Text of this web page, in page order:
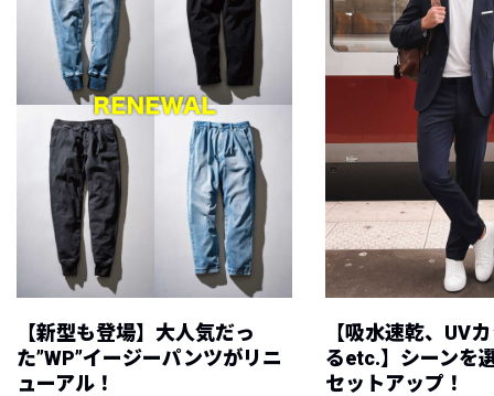
【新型も登場】大人気だっ
た”WP”イージーパンツがリニ
ューアル！
【吸水速乾、UV
るetc.】シーンを
セットアップ！